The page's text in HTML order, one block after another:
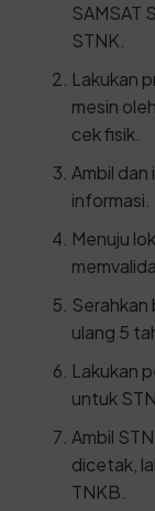
SAMSAT
STNK.
Lakukan
mesin
cek fisik.
Ambil
informasi.
Menuju
ulang 5
Lakukan
untuk
Ambil
dicetak,
TNKB.